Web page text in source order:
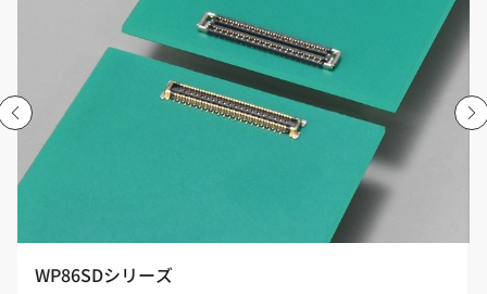
WP86SDシリーズ